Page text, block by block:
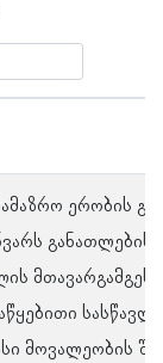
ერობის
განათლების
მოვალეობის